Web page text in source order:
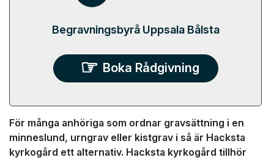
Begravningsbyrå Uppsala Bålsta
Boka Rådgivning
För många anhöriga som ordnar gravsättning i en
minneslund, urngrav eller kistgrav i så är Hacksta
kyrkogård ett alternativ. Hacksta kyrkogård tillhör